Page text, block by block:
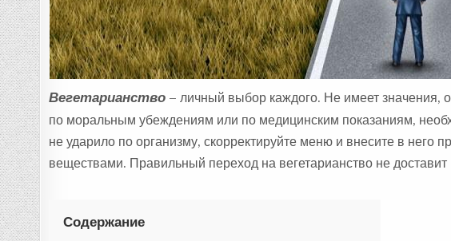
Вегетарианство – личный выбор каждого. Не имеет значения,
по моральным убеждениям или по медицинским показаниям,
не ударило по организму, скорректируйте меню и внесите в
веществами. Правильный переход на вегетарианство не
Содержание